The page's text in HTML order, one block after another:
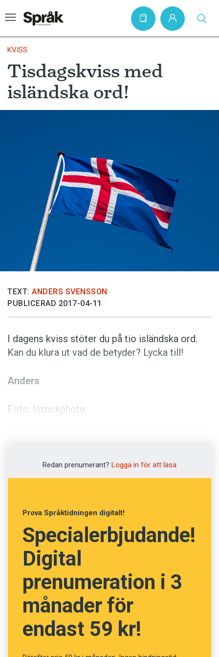
Hem
Artiklar
Bokrecensioner
Podden
Anmäl till språkpolisen
Föreslå nyord
Annonsera
Läs Språktidningen digitalt
KVISS
Tisdagskviss med
isländska ord!
TEXT: ANDERS SVENSSON
PUBLICERAD 2017-04-11
I dagens kviss stöter du på tio isländska ord.
Kan du klura ut vad de betyder? Lycka till!
Anders
Foto: Istockphoto
orden? (Kviss #5)
Flísatöng
Spillra
Fläskkotlett
Övervikt
Pincett
Redan prenumerant? Logga in för att läsa
Prova Språktidningen digitalt!
Specialerbjudande!
Digital
prenumeration i 3
månader för
endast 59 kr!